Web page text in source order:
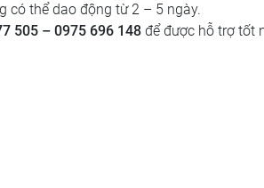
có thể dao động từ 2 – 5 ngày.
505 – 0975 696 148 để được hỗ trợ tốt